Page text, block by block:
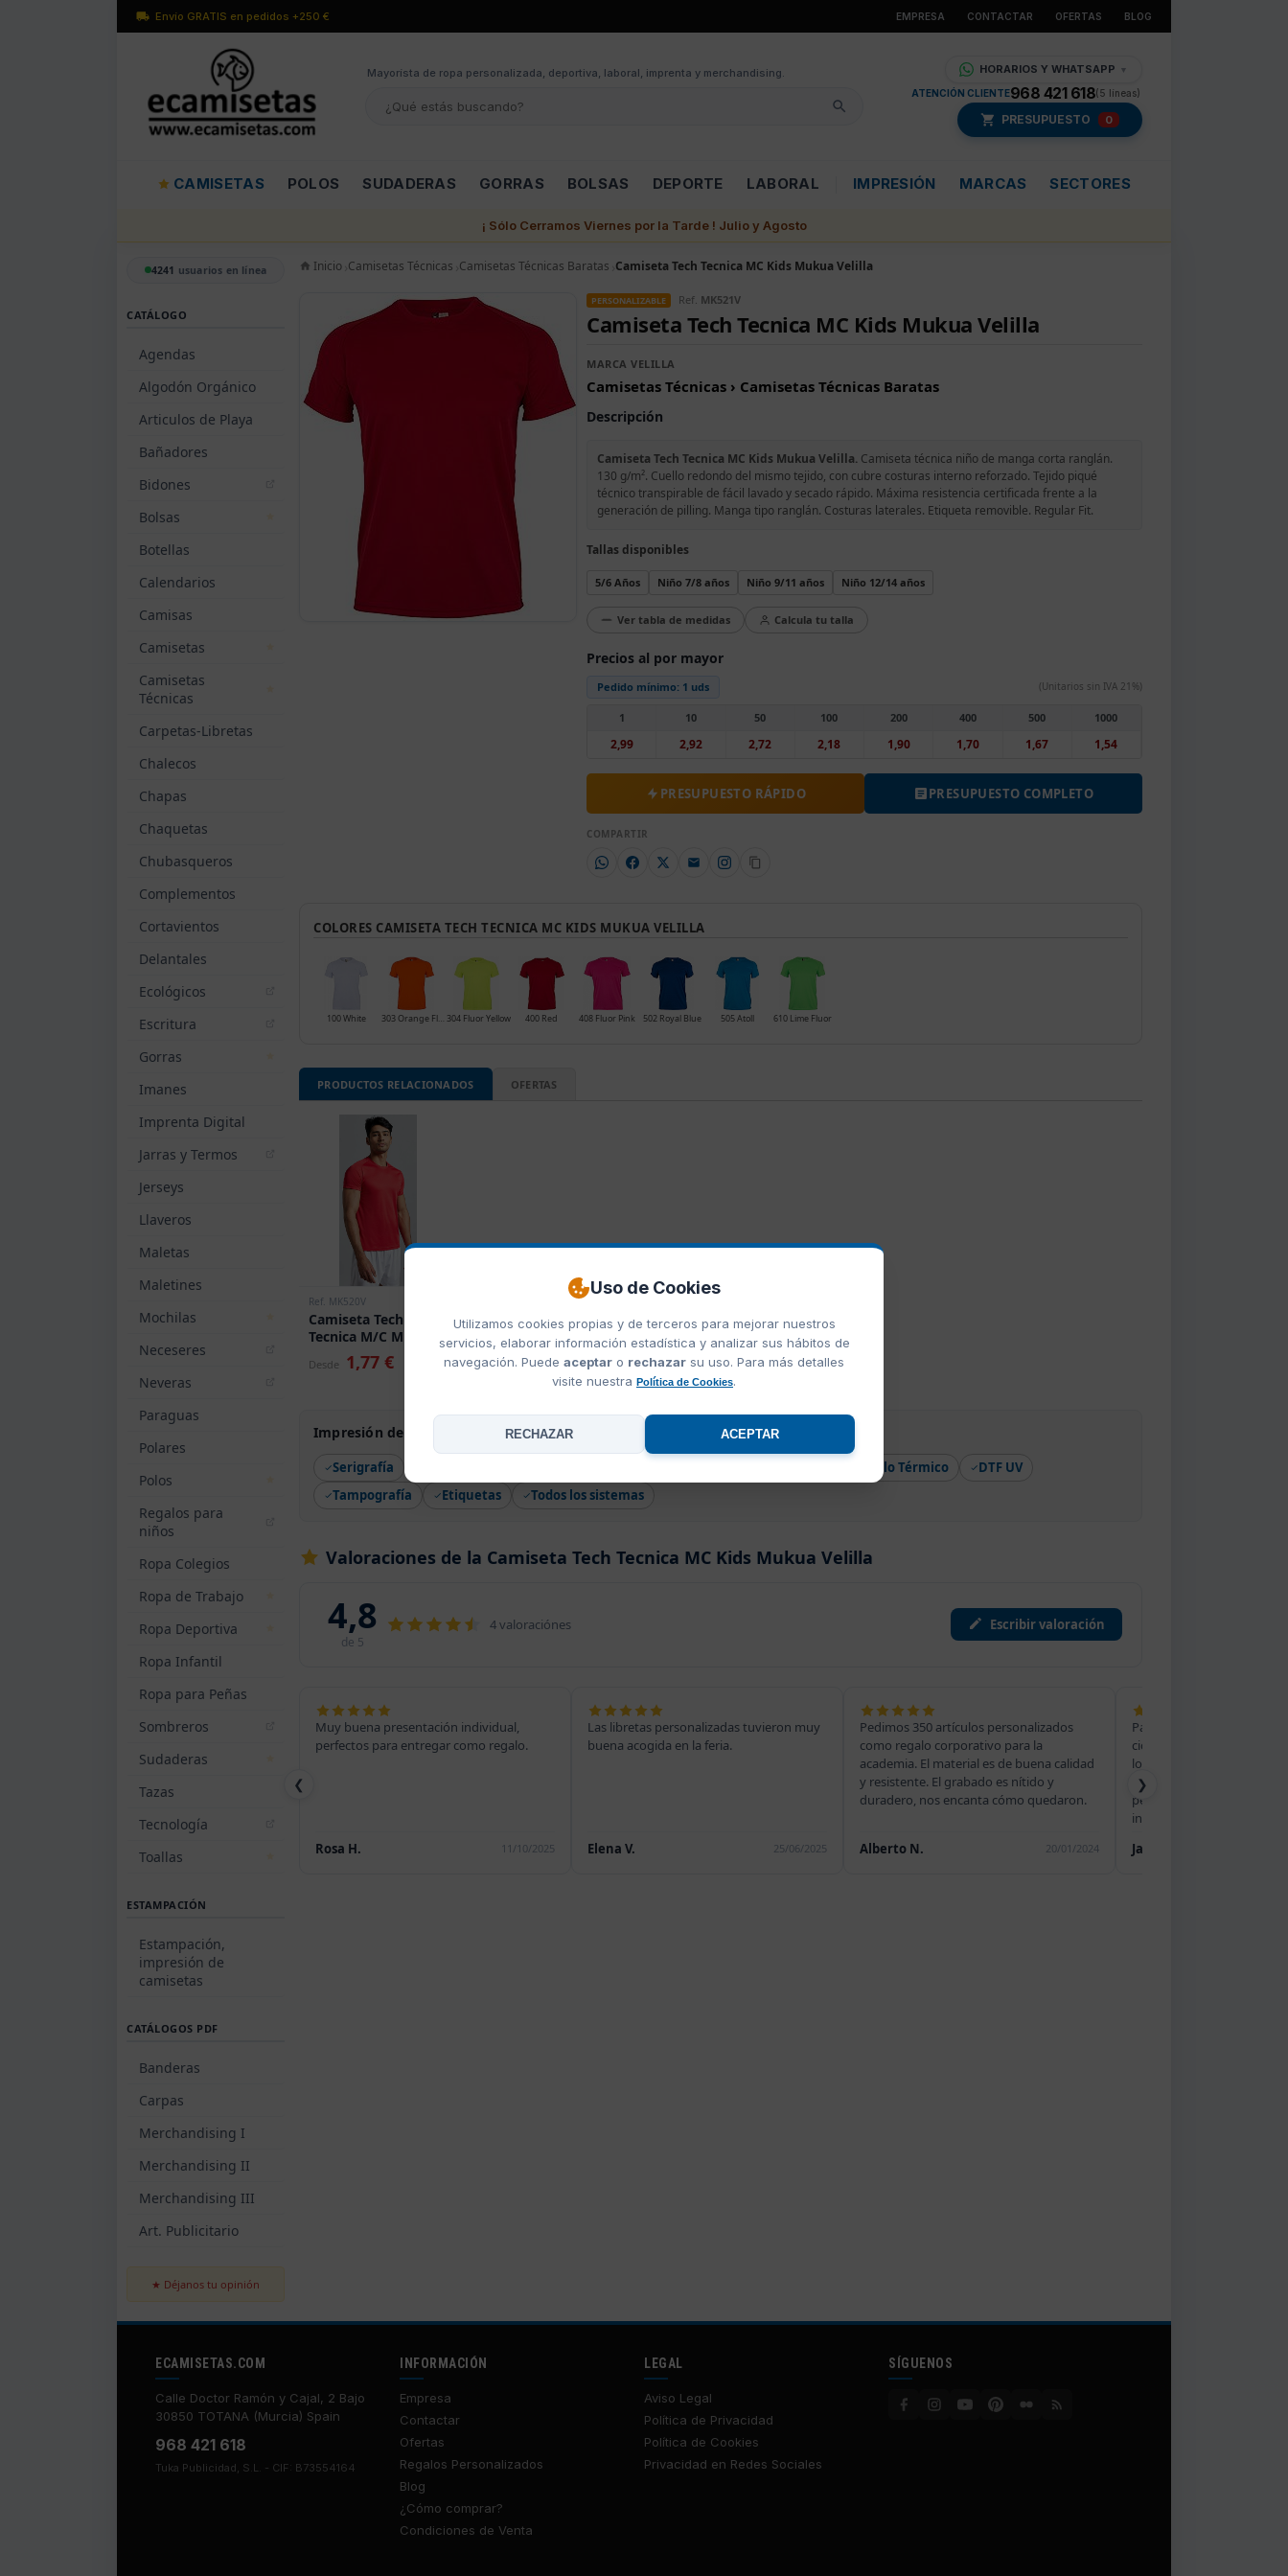
Envío GRATIS en pedidos +250 € EMPRESA CONTACTAR OFERTAS BLOG
Mayorísta de ropa personalizada, deportiva, laboral, imprenta y merchandising. HORARIOS Y WHATSAPP ▼
ATENCIÓN CLIENTE968 421 618(5 líneas)
PRESUPUESTO 0
CAMISETAS POLOS SUDADERAS GORRAS BOLSAS DEPORTE LABORAL IMPRESIÓN MARCAS SECTORES
¡ Sólo Cerramos Viernes por la Tarde ! Julio y Agosto
Uso de Cookies
Utilizamos cookies propias y de terceros para mejorar nuestros
servicios, elaborar información estadística y analizar sus hábitos de
navegación. Puede aceptar o rechazar su uso. Para más detalles
visite nuestra Política de Cookies.
RECHAZAR ACEPTAR
4241 usuarios en línea
CATÁLOGO
Agendas
Algodón Orgánico
Articulos de Playa
Bañadores
Bidones
Bolsas
Botellas
Calendarios
Camisas
Camisetas
Camisetas
Técnicas
Carpetas-Libretas
Chalecos
Chapas
Chaquetas
Chubasqueros
Complementos
Cortavientos
Delantales
Ecológicos
Escritura
Gorras
Imanes
Imprenta Digital
Jarras y Termos
Jerseys
Llaveros
Maletas
Maletines
Mochilas
Neceseres
Neveras
Paraguas
Polares
Polos
Regalos para
niños
Ropa Colegios
Ropa de Trabajo
Ropa Deportiva
Ropa Infantil
Ropa para Peñas
Sombreros
Sudaderas
Tazas
Tecnología
Toallas
ESTAMPACIÓN
Estampación,
impresión de
camisetas
CATÁLOGOS PDF
Banderas
Carpas
Merchandising I
Merchandising II
Merchandising III
Art. Publicitario
★ Déjanos tu opinión
Inicio Camisetas Técnicas Camisetas Técnicas Baratas Camiseta Tech Tecnica MC Kids Mukua Velilla
PERSONALIZABLE Ref. MK521V
Camiseta Tech Tecnica MC Kids Mukua Velilla
MARCA VELILLA
Camisetas Técnicas › Camisetas Técnicas Baratas
Descripción
Camiseta Tech Tecnica MC Kids Mukua Velilla. Camiseta técnica niño de manga corta ranglán.
130 g/m². Cuello redondo del mismo tejido, con cubre costuras interno reforzado. Tejido piqué
técnico transpirable de fácil lavado y secado rápido. Máxima resistencia certificada frente a la
generación de pilling. Manga tipo ranglán. Costuras laterales. Etiqueta removible. Regular Fit.
Tallas disponibles
5/6 Años Niño 7/8 años Niño 9/11 años Niño 12/14 años
Ver tabla de medidas Calcula tu talla
Precios al por mayor
Pedido mínimo: 1 uds (Unitarios sin IVA 21%)
1
2,99
10
2,92
50
2,72
100
2,18
200
1,90
400
1,70
500
1,67
1000
1,54
PRESUPUESTO RÁPIDO PRESUPUESTO COMPLETO
COMPARTIR
COLORES CAMISETA TECH TECNICA MC KIDS MUKUA VELILLA
100 White 304 Fluor Yellow 400 Red 408 Fluor Pink 502 Royal Blue 505 Atoll 610 Lime Fluor
PRODUCTOS RELACIONADOS OFERTAS
Ref. MK520V
Camiseta Tech
Tecnica M/C Mukua
Desde 1,77 €
Impresión de Camiseta Tech Tecnica MC Kids Mukua Velilla
Serigrafía Vinilo Térmico
DTF UV
Tampografía
Etiquetas Todos los sistemas
Valoraciones de la Camiseta Tech Tecnica MC Kids Mukua Velilla
4,8
de 5
4 valoraciónes Escribir valoración
❮
Muy buena presentación individual,
perfectos para entregar como regalo.
11/10/2025
Las libretas personalizadas tuvieron muy
buena acogida en la feria.
25/06/2025
Pedimos 350 artículos personalizados
como regalo corporativo para la
academia. El material es de buena calidad
y resistente. El grabado es nítido y
duradero, nos encanta cómo quedaron.
Alberto N. 20/01/2024
Para la campaña navideña del club de
ciclismo encargamos 75 unidades. El
logotipo se reproduce con mucha
fidelidad. Entrega en plazo y todo
perfectamente empaquetado
❯
ECAMISETAS.COM
Calle Doctor Ramón y Cajal, 2 Bajo
30850 TOTANA (Murcia) Spain
968 421 618
Tuka Publicidad, S.L. - CIF: B73554164
INFORMACIÓN
Empresa
Contactar
Ofertas
Regalos Personalizados
Blog
¿Cómo comprar?
Condiciones de Venta
LEGAL
Aviso Legal
Política de Privacidad
Política de Cookies
Privacidad en Redes Sociales
SÍGUENOS